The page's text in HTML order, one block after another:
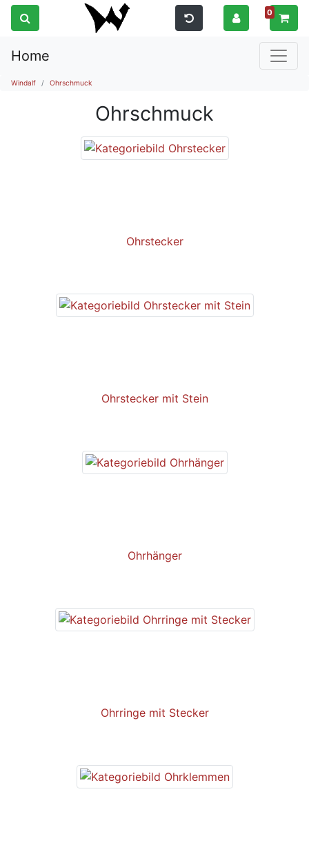
0
Home
Windalf Ohrschmuck
Ohrschmuck
Ohrstecker
Ohrstecker mit Stein
Ohrhänger
Ohrringe mit Stecker